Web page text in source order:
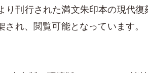
り刊行された満文朱印本の現代復
れ、閲覧可能となっています。